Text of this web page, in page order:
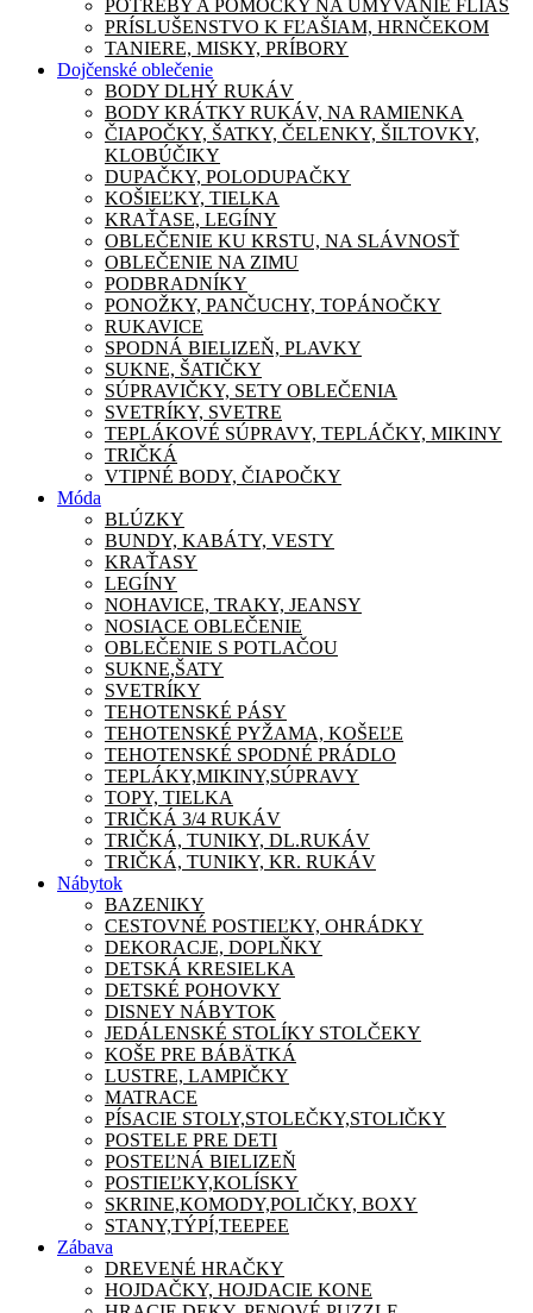
POTREBY A POMÔCKY NA UMÝVANIE FLIAŠ
PRÍSLUŠENSTVO K FĽAŠIAM, HRNČEKOM
TANIERE, MISKY, PRÍBORY
Dojčenské oblečenie
BODY DLHÝ RUKÁV
BODY KRÁTKY RUKÁV, NA RAMIENKA
ČIAPOČKY, ŠATKY, ČELENKY, ŠILTOVKY,
KLOBÚČIKY
DUPAČKY, POLODUPAČKY
KOŠIEĽKY, TIELKA
KRAŤASE, LEGÍNY
OBLEČENIE KU KRSTU, NA SLÁVNOSŤ
OBLEČENIE NA ZIMU
PODBRADNÍKY
PONOŽKY, PANČUCHY, TOPÁNOČKY
RUKAVICE
SPODNÁ BIELIZEŇ, PLAVKY
SUKNE, ŠATIČKY
SÚPRAVIČKY, SETY OBLEČENIA
SVETRÍKY, SVETRE
TEPLÁKOVÉ SÚPRAVY, TEPLÁČKY, MIKINY
TRIČKÁ
VTIPNÉ BODY, ČIAPOČKY
Móda
BLÚZKY
BUNDY, KABÁTY, VESTY
KRAŤASY
LEGÍNY
NOHAVICE, TRAKY, JEANSY
NOSIACE OBLEČENIE
OBLEČENIE S POTLAČOU
SUKNE,ŠATY
SVETRÍKY
TEHOTENSKÉ PÁSY
TEHOTENSKÉ PYŽAMA, KOŠEĽE
TEHOTENSKÉ SPODNÉ PRÁDLO
TEPLÁKY,MIKINY,SÚPRAVY
TOPY, TIELKA
TRIČKÁ 3/4 RUKÁV
TRIČKÁ, TUNIKY, DL.RUKÁV
TRIČKÁ, TUNIKY, KR. RUKÁV
Nábytok
BAZENIKY
CESTOVNÉ POSTIEĽKY, OHRÁDKY
DEKORACJE, DOPLŇKY
DETSKÁ KRESIELKA
DETSKÉ POHOVKY
DISNEY NÁBYTOK
JEDÁLENSKÉ STOLÍKY STOLČEKY
KOŠE PRE BÁBÄTKÁ
LUSTRE, LAMPIČKY
MATRACE
PÍSACIE STOLY,STOLEČKY,STOLIČKY
POSTELE PRE DETI
POSTEĽNÁ BIELIZEŇ
POSTIEĽKY,KOLÍSKY
SKRINE,KOMODY,POLIČKY, BOXY
STANY,TÝPÍ,TEEPEE
Zábava
DREVENÉ HRAČKY
HOJDAČKY, HOJDACIE KONE